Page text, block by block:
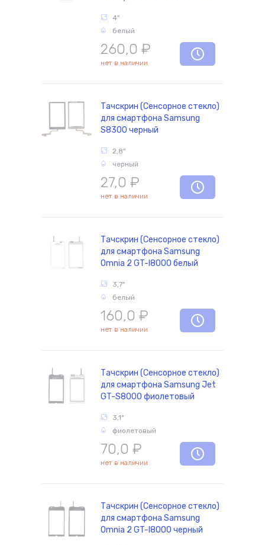
4"
белый
260,0 ₽
нет в наличии
Тачскрин (Сенсорное стекло)
для смартфона Samsung
S8300 черный
2,8"
черный
27,0 ₽
нет в наличии
Тачскрин (Сенсорное стекло)
для смартфона Samsung
Omnia 2 GT-I8000 белый
3,7"
белый
160,0 ₽
нет в наличии
Тачскрин (Сенсорное стекло)
для смартфона Samsung Jet
GT-S8000 фиолетовый
3,1"
фиолетовый
70,0 ₽
нет в наличии
Тачскрин (Сенсорное стекло)
для смартфона Samsung
Omnia 2 GT-I8000 черный